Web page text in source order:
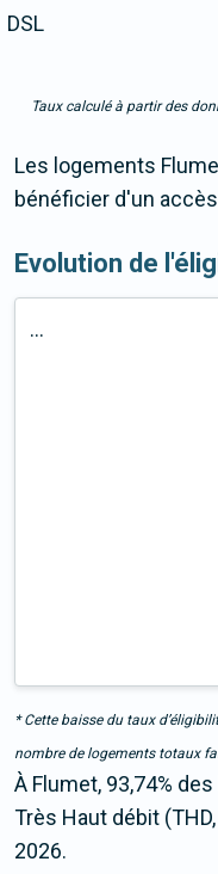
DSL
Taux calculé à partir des
Les logements
bénéficier d'un
Evolution de
...
* Cette baisse du taux
nombre de logements totaux
À Flumet, 93,74%
Très Haut débit
2026.